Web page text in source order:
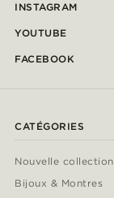
INSTAGRAM
YOUTUBE
FACEBOOK
CATÉGORIES
Nouvelle collection
Bijoux & Montres